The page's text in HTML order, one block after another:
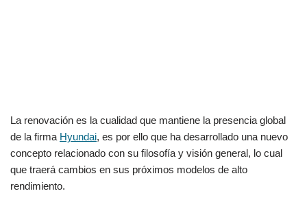
La renovación es la cualidad que mantiene la presencia global
de la firma Hyundai, es por ello que ha desarrollado una nuevo
concepto relacionado con su filosofía y visión general, lo cual
que traerá cambios en sus próximos modelos de alto
rendimiento.